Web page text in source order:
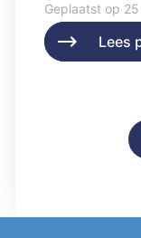
Lees
Geplaatst op
Lees